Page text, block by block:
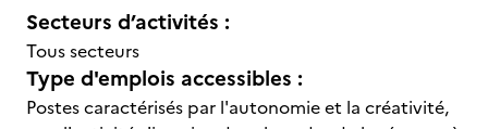
Secteurs d’activités :
Tous secteurs
Type d'emplois accessibles :
Postes caractérisés par l'autonomie et la créativité,